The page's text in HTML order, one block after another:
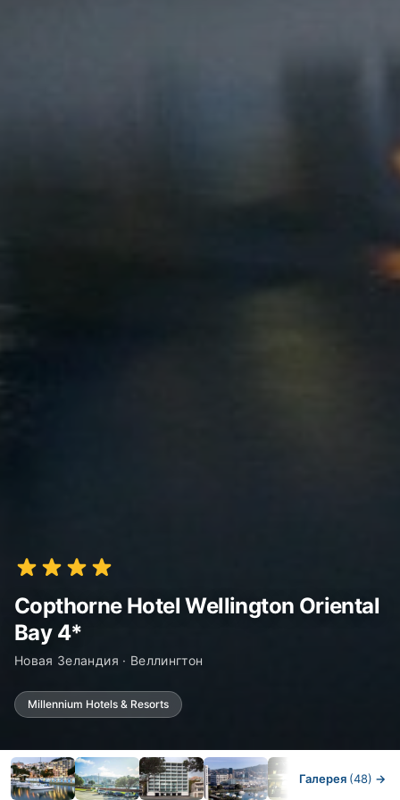
Copthorne Hotel Wellington Oriental
Bay 4*
Новая Зеландия · Веллингтон
Millennium Hotels & Resorts
Галерея (48) →